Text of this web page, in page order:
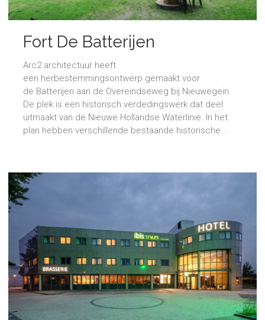
Fort De Batterijen
Arc2 architectuur heeft
een herbestemmingsontwerp gemaakt voor
de Batterijen aan de Overeindseweg bij Nieuwegein.
De plek is een historisch verdedingswerk dat deel
uitmaakt van de Nieuwe Hollandse Waterlinie. In het
plan hebben verschillende bestaande historische...